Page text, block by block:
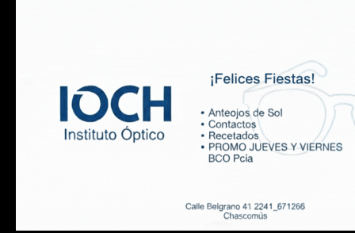
Copyright 2025 Nuestra Gente.